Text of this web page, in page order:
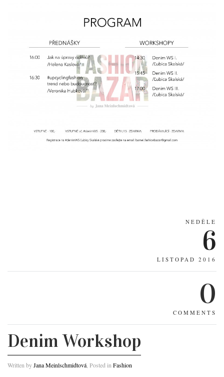
NEDĚLE
6
LISTOPAD 2016
0
COMMENTS
Denim Workshop
Written byJana Meinlschmidtová , Posted in Fashion